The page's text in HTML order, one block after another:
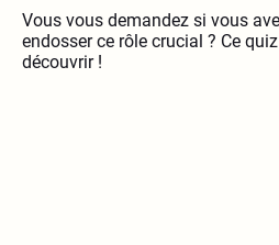
Vous vous demandez si vous
endosser ce rôle crucial ? Ce
découvrir !